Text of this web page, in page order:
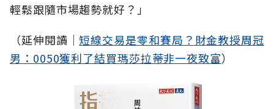
輕鬆跟隨市場趨勢就好？」
（延伸閱讀│短線交易是零和賽局？財金教授周冠
男：0050獲利了結買瑪莎拉蒂非一夜致富）